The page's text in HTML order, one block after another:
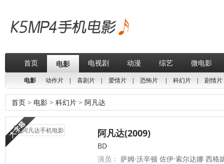
首页 电影 电视剧 动漫 综艺 微电影
电影 动作片 | 喜剧片 | 爱情片 | 恐怖片 | 科幻片 | 剧情片
首页 > 电影 > 科幻片 > 阿凡达
阿凡达(2009)
BD
演员： 萨姆·沃辛顿 佐伊·索尔达娜 西格